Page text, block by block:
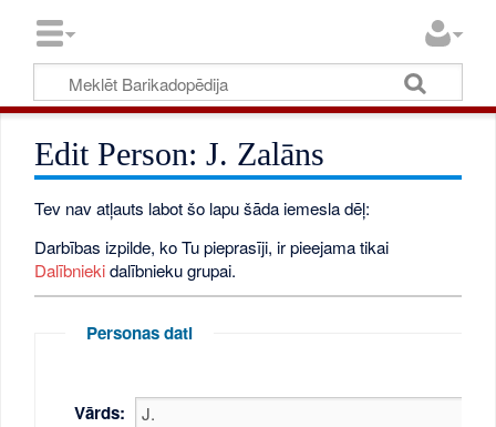
Edit Person: J. Zalāns
Tev nav atļauts labot šo lapu šāda iemesla dēļ:
Darbības izpilde, ko Tu pieprasīji, ir pieejama tikai
Dalībniekidalībnieku grupai.
Personas dati
Vārds: